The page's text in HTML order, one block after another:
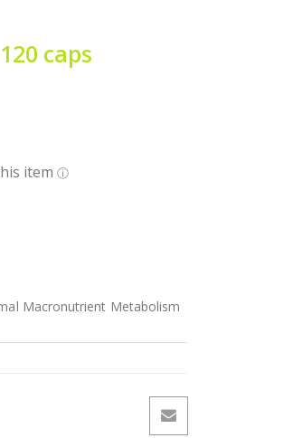
caps
Macronutrient Metabolism